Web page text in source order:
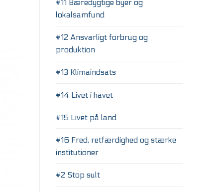
#11 Bæredygtige byer og
lokalsamfund
#12 Ansvarligt forbrug og
produktion
#13 Klimaindsats
#14 Livet i havet
#15 Livet på land
#16 Fred, retfærdighed og stærke
institutioner
#2 Stop sult